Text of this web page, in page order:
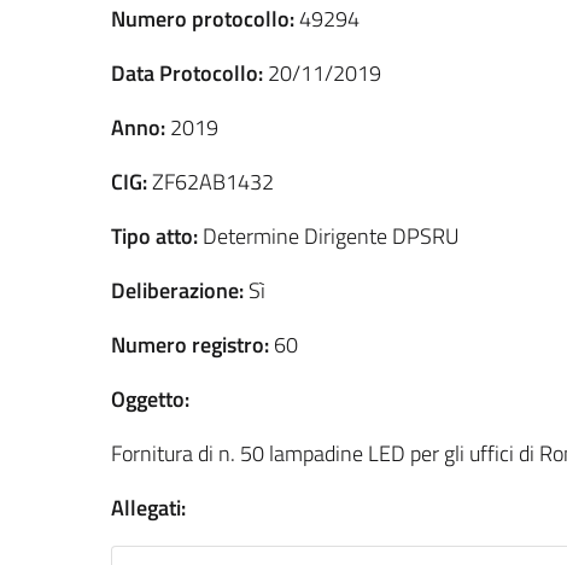
Numero protocollo:49294
Data Protocollo:20/11/2019
Anno:2019
CIG:ZF62AB1432
Tipo atto:Determine Dirigente DPSRU
Deliberazione:Sì
Numero registro:60
Oggetto:
Fornitura di n. 50 lampadine LED per gli uffici di
Allegati: